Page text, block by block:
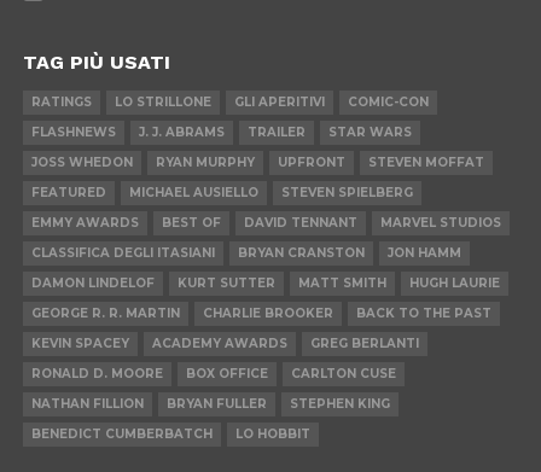
TAG PIÙ USATI
RATINGS LO STRILLONE GLI APERITIVI
COMIC-CON
FLASHNEWS
J. J. ABRAMS TRAILER
STAR WARS
JOSS WHEDON
RYAN MURPHY UPFRONT
STEVEN MOFFAT
FEATURED
MICHAEL AUSIELLO
STEVEN SPIELBERG
EMMY AWARDS
BEST OF DAVID TENNANT
MARVEL STUDIOS
CLASSIFICA DEGLI ITASIANI
BRYAN CRANSTON
JON HAMM
DAMON LINDELOF
KURT SUTTER MATT SMITH
HUGH LAURIE
GEORGE R. R. MARTIN
CHARLIE BROOKER
BACK TO THE PAST
KEVIN SPACEY
ACADEMY AWARDS
GREG BERLANTI
RONALD D. MOORE
BOX OFFICE
CARLTON CUSE
NATHAN FILLION
BRYAN FULLER
STEPHEN KING
BENEDICT CUMBERBATCH
LO HOBBIT